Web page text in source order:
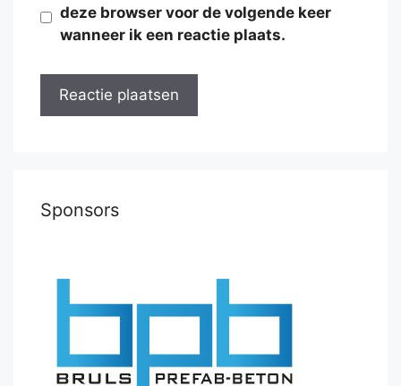
deze browser voor de volgende keer
wanneer ik een reactie plaats.
Sponsors